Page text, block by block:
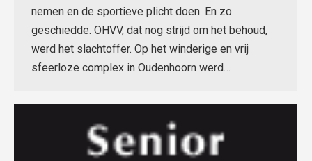
nemen en de sportieve plicht doen. En zo
geschiedde. OHVV, dat nog strijd om het behoud,
werd het slachtoffer. Op het winderige en vrij
sfeerloze complex in Oudenhoorn werd…